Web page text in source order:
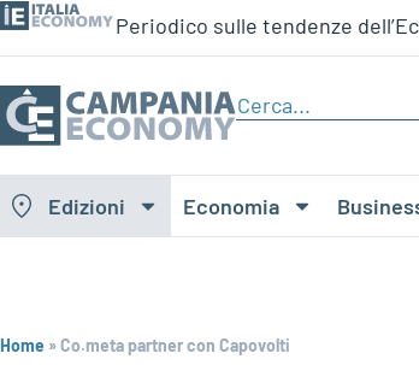
Periodico sulle tendenze
Edizioni Economia
Home »Co.meta partner con Capovolti